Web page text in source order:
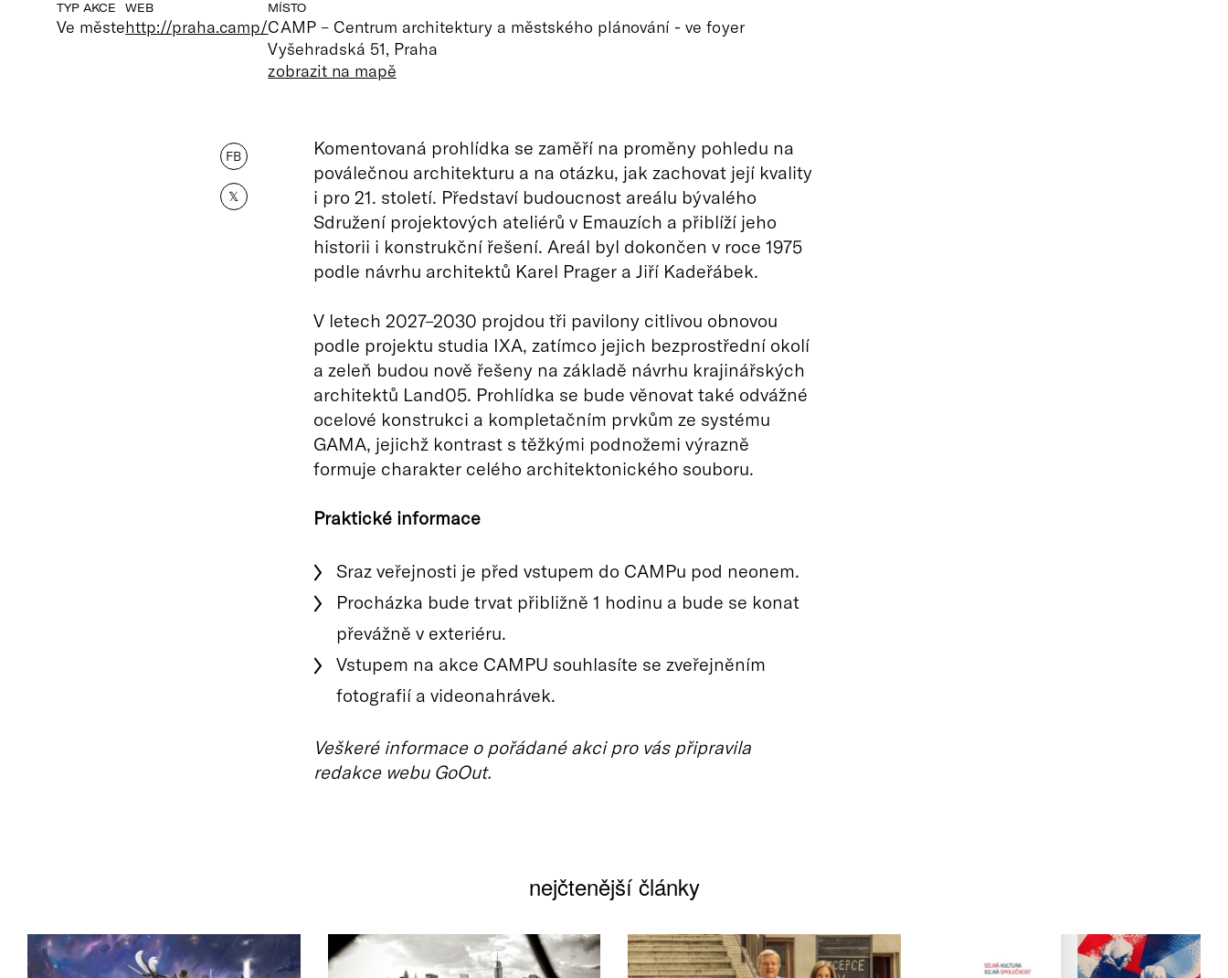
TYP AKCE
Ve měste
WEB
http://praha.camp/
MÍSTO
CAMP – Centrum architektury a městského plánování - ve foyer
Vyšehradská 51, Praha
zobrazit na mapě
FB
𝕏
Komentovaná prohlídka se zaměří na proměny pohledu na
poválečnou architekturu a na otázku, jak zachovat její kvality
i pro 21. století. Představí budoucnost areálu bývalého
Sdružení projektových ateliérů v Emauzích a přiblíží jeho
historii i konstrukční řešení. Areál byl dokončen v roce 1975
podle návrhu architektů Karel Prager a Jiří Kadeřábek.
V letech 2027–2030 projdou tři pavilony citlivou obnovou
podle projektu studia IXA, zatímco jejich bezprostřední okolí
a zeleň budou nově řešeny na základě návrhu krajinářských
architektů Land05. Prohlídka se bude věnovat také odvážné
ocelové konstrukci a kompletačním prvkům ze systému
GAMA, jejichž kontrast s těžkými podnožemi výrazně
formuje charakter celého architektonického souboru.
Praktické informace
Sraz veřejnosti je před vstupem do CAMPu pod neonem.
Procházka bude trvat přibližně 1 hodinu a bude se konat
převážně v exteriéru.
Vstupem na akce CAMPU souhlasíte se zveřejněním
fotografií a videonahrávek.
Veškeré informace o pořádané akci pro vás připravila
redakce webu GoOut.
nejčtenější články